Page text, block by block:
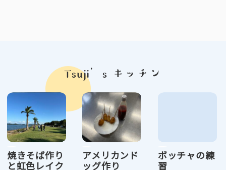
Tsuji’s キッチン
焼きそば作り
と虹色レイク
アメリカンド
ッグ作り
ボッチャの練
習